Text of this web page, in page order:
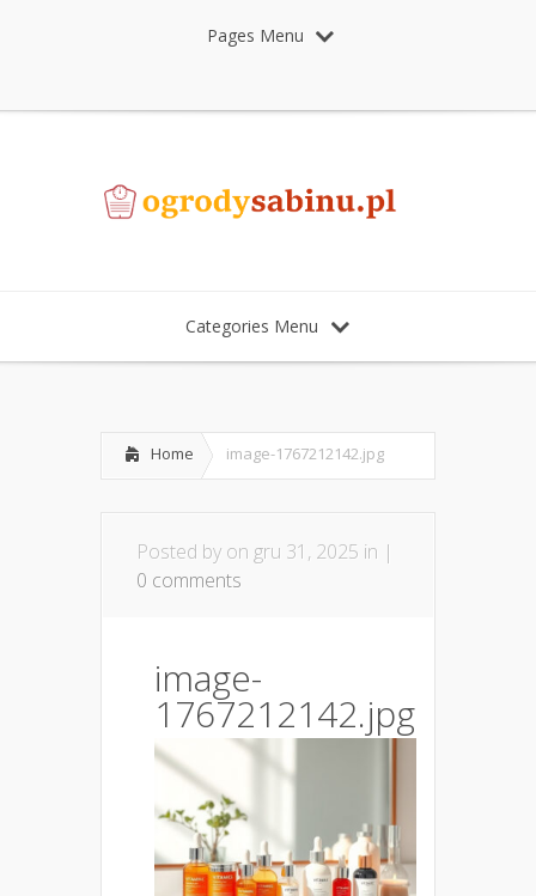
Pages Menu
Categories Menu
Home image-1767212142.jpg
Posted by on gru 31, 2025 in |
0 comments
image-
1767212142.jpg